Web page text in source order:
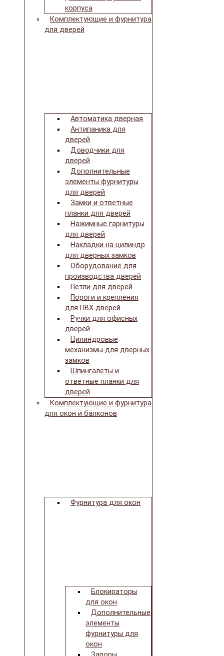
корпуса
Комплектующие и фурнитура
для дверей
Автоматика дверная
Антипаника для
дверей
Доводчики для
дверей
Дополнительные
элементы фурнитуры
для дверей
Замки и ответные
планки для дверей
Нажимные гарнитуры
для дверей
Накладки на цилиндр
для дверных замков
Оборудование для
производства дверей
Петли для дверей
Пороги и крепления
для ПВХ дверей
Ручки для офисных
дверей
Цилиндровые
механизмы для дверных
замков
Шпингалеты и
ответные планки для
дверей
Комплектующие и фурнитура
для окон и балконов
Фурнитура для окон
Блокираторы
для окон
Дополнительные
элементы
фурнитуры для
окон